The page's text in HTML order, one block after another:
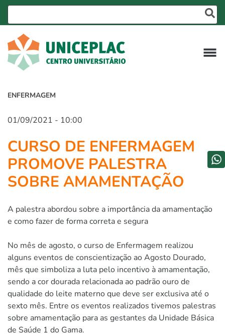
ENFERMAGEM
01/09/2021 - 10:00
CURSO DE ENFERMAGEM
PROMOVE PALESTRA
SOBRE AMAMENTAÇÃO
A palestra abordou sobre a importância da amamentação
e como fazer de forma correta e segura
No mês de agosto, o curso de Enfermagem realizou
alguns eventos de conscientização ao Agosto Dourado,
mês que simboliza a luta pelo incentivo à amamentação,
sendo a cor dourada relacionada ao padrão ouro de
qualidade do leite materno que deve ser exclusiva até o
sexto mês. Entre os eventos realizados tivemos palestras
sobre amamentação para as gestantes da Unidade Básica
de Saúde 1 do Gama.